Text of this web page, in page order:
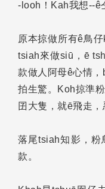
-looh！Kah我想--
原本掠做所有ê鳥
tsiah來做siū，ē
款做人阿母ê心情
拍生驚。Koh掠準
囝大隻，就ē飛走，
落尾tsiah知影，粉
款。